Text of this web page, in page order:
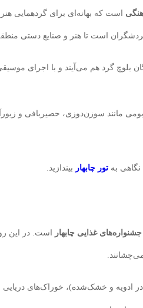
است که بهانه‌ای برای گردهمایی
است تا هنر و صنایع دستی منطقه
بلوچ گرد هم می‌آیند و با اجرای
مانند سوزن‌دوزی، حصیربافی و
به تور چابهار بیندازید.
جشنواره‌های غذایی چابهار است. در این
می‌چشانند.
ادویه و خشک‌شده)، خوراک‌های دریایی